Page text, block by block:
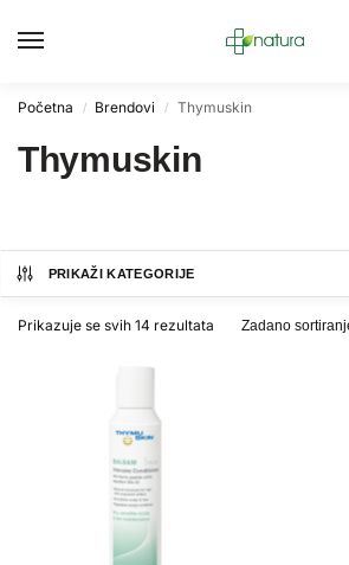
Početna / Brendovi / Thymuskin
Thymuskin
PRIKAŽI KATEGORIJE
Prikazuje se svih 14 rezultata